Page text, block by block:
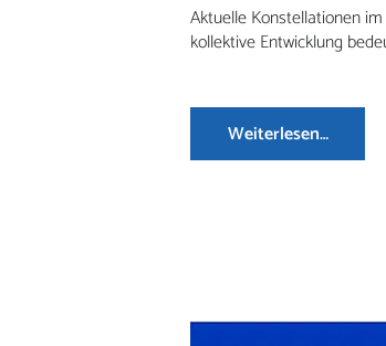
Aktuelle Konstellationen
kollektive Entwicklung
Weiterlesen…